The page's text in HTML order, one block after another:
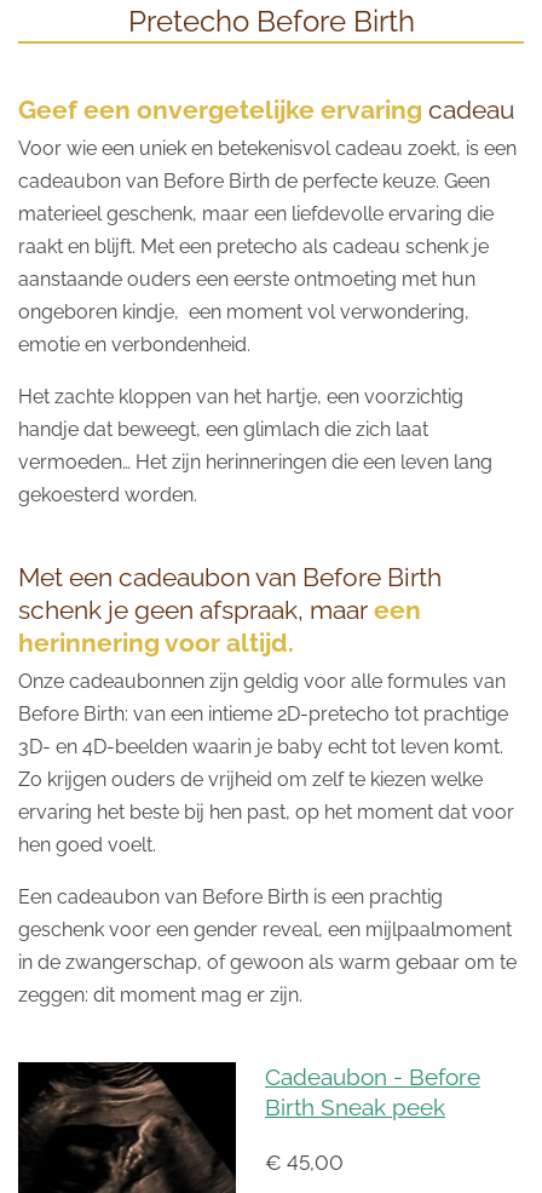
Pretecho Before Birth
Geef een onvergetelijke ervaring cadeau
Voor wie een uniek en betekenisvol cadeau zoekt, is een
cadeaubon van Before Birth de perfecte keuze. Geen
materieel geschenk, maar een liefdevolle ervaring die
raakt en blijft. Met een pretecho als cadeau schenk je
aanstaande ouders een eerste ontmoeting met hun
ongeboren kindje, een moment vol verwondering,
emotie en verbondenheid.
Het zachte kloppen van het hartje, een voorzichtig
handje dat beweegt, een glimlach die zich laat
vermoeden… Het zijn herinneringen die een leven lang
gekoesterd worden.
Met een cadeaubon van Before Birth
schenk je geen afspraak, maar een
herinnering voor altijd.
Onze cadeaubonnen zijn geldig voor alle formules van
Before Birth: van een intieme 2D-pretecho tot prachtige
3D- en 4D-beelden waarin je baby echt tot leven komt.
Zo krijgen ouders de vrijheid om zelf te kiezen welke
ervaring het beste bij hen past, op het moment dat voor
hen goed voelt.
Een cadeaubon van Before Birth is een prachtig
geschenk voor een gender reveal, een mijlpaalmoment
in de zwangerschap, of gewoon als warm gebaar om te
zeggen: dit moment mag er zijn.
Cadeaubon - Before
Birth Sneak peek
€ 45,00